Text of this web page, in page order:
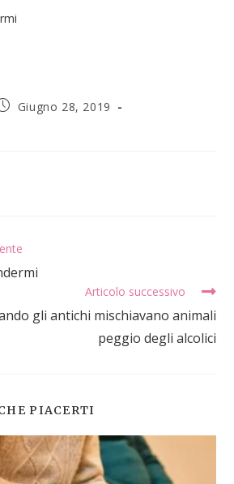
Giugno 28, 2019
Articolo successivo
gli antichi mischiavano animali
peggio degli alcolici
PIACERTI